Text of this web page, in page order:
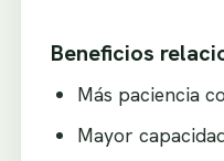
Beneficios
Más paciencia
Mayor